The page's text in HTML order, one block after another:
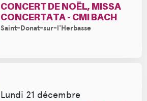
CONCERT DE NOËL, MISSA
CONCERTATA - CMI BACH
Saint-Donat-sur-l'Herbasse
Lundi 21 décembre